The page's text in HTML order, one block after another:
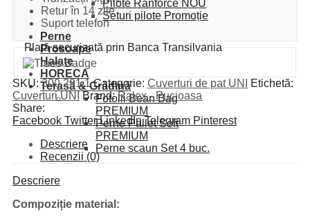
Pilote Ranforce NOU
Seturi pilote Promoție
Perne
Prosoape
Halate
HORECA
Terasă & Grădină
Fotolii Bean Bag
PREMIUM
Perne Pallet Soft
PREMIUM
Perne scaun Set 4 buc.
Retur în 14 zile
Suport telefon
Plată securizată prin Banca Transilvania
SKU:300.291.1 Categorie: Cuverturi de pat UNI
Etichetă:
Cuverturi UNI
Brand:Ralex - Pucioasa
Share:
Facebook Twitter LinkedIn Telegram Pinterest
Descriere
Recenzii (0)
Descriere
Compoziție material: